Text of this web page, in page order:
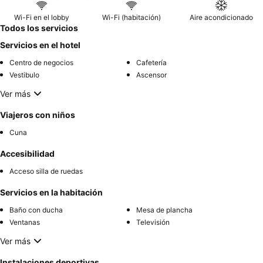
Wi-Fi en el lobby Wi-Fi (habitación) Aire acondicionado
Todos los servicios
Servicios en el hotel
Centro de negocios
Cafetería
Vestibulo
Ascensor
Ver más
Viajeros con niños
Cuna
Accesibilidad
Acceso silla de ruedas
Servicios en la habitación
Baño con ducha
Mesa de plancha
Ventanas
Televisión
Ver más